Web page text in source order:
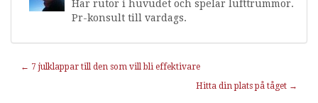
Har rutor i huvudet och spelar lufttrummor.
Pr-konsult till vardags.
Inläggnavigering
← 7 julklappar till den som vill bli effektivare
Hitta din plats på tåget →